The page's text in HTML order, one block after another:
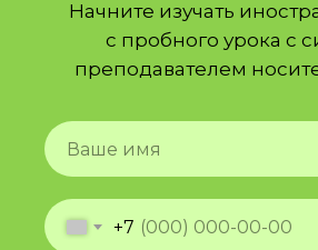
Начните изучать
с пробного урока с
преподавателем
+7